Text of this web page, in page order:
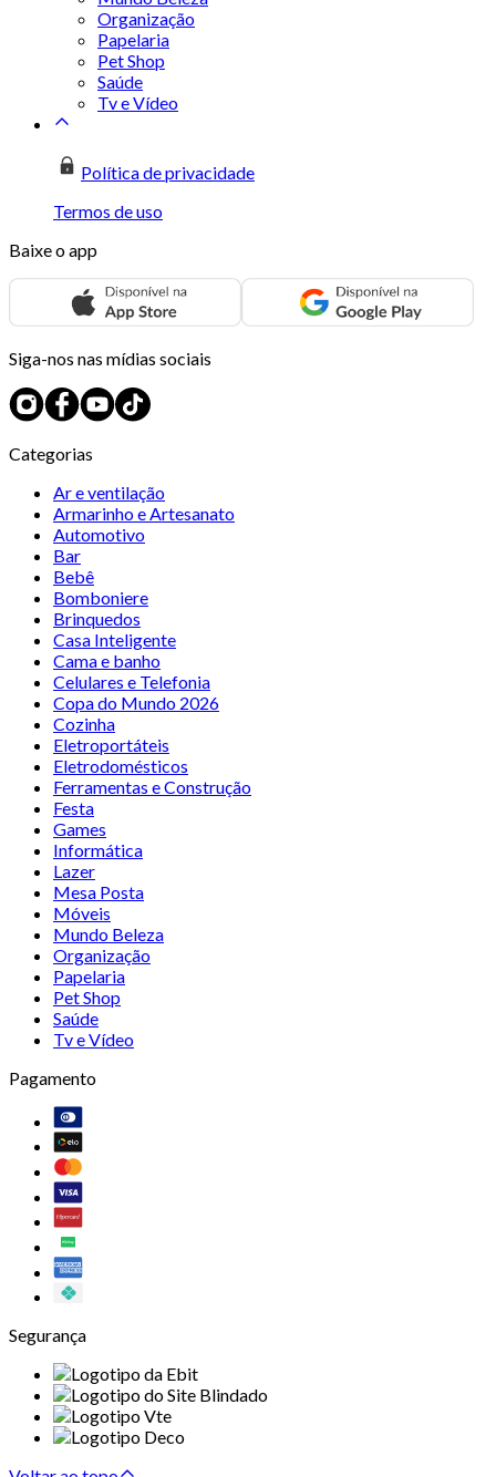
Organização
Papelaria
Pet Shop
Saúde
Tv e Vídeo
Política de privacidade
Termos de uso
Baixe o app
Siga-nos nas mídias sociais
Categorias
Ar e ventilação
Armarinho e Artesanato
Automotivo
Bar
Bebê
Bomboniere
Brinquedos
Casa Inteligente
Cama e banho
Celulares e Telefonia
Copa do Mundo 2026
Cozinha
Eletroportáteis
Eletrodomésticos
Ferramentas e Construção
Festa
Games
Informática
Lazer
Mesa Posta
Móveis
Mundo Beleza
Organização
Papelaria
Pet Shop
Saúde
Tv e Vídeo
Pagamento
Segurança